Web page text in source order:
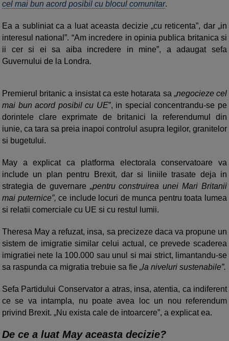
cel mai bun acord posibil cu blocul comunitar.
Ea a subliniat ca a luat aceasta decizie „cu reticenta”, dar „in
interesul national”. “Am incredere in opinia publica britanica si
ii cer si ei sa aiba incredere in mine”, a adaugat sefa
Guvernului de la Londra.
Premierul britanic a insistat ca este hotarata sa „negocieze cel
mai bun acord posibil cu UE”, in special concentrandu-se pe
dorintele clare exprimate de britanici la referendumul din
iunie, ca tara sa preia inapoi controlul asupra legilor, granitelor
si bugetului.
May a explicat ca platforma electorala conservatoare va
include un plan pentru Brexit, dar si liniile trasate deja in
strategia de guvernare „pentru construirea unei Mari Britanii
mai puternice”, ce include locuri de munca pentru toata lumea
si relatii comerciale cu UE si cu restul lumii.
Theresa May a refuzat, insa, sa precizeze daca va propune un
sistem de imigratie similar celui actual, ce prevede scaderea
imigratiei nete la 100.000 sau unul si mai strict, limantandu-se
sa raspunda ca migratia trebuie sa fie „la niveluri sustenabile”.
Sefa Partidului Conservator a atras, insa, atentia, ca indiferent
ce se va intampla, nu poate avea loc un nou referendum
privind Brexit. „Nu exista cale de intoarcere”, a explicat ea.
De ce a luat May aceasta decizie?